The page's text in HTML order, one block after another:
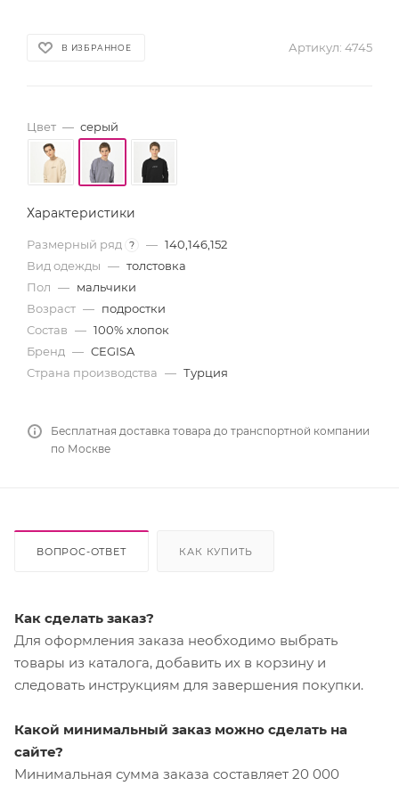
В ИЗБРАННОЕ Артикул: 4745
Цвет — серый
Характеристики
Размерный ряд ? — 140,146,152
Вид одежды — толстовка
Пол — мальчики
Возраст — подростки
Состав — 100% хлопок
Бренд — CEGISA
Страна производства — Турция
Бесплатная доставка товара до транспортной компании
по Москве
ВОПРОС-ОТВЕТ КАК КУПИТЬ
Как сделать заказ?
Для оформления заказа необходимо выбрать
товары из каталога, добавить их в корзину и
следовать инструкциям для завершения покупки.
Какой минимальный заказ можно сделать на
сайте?
Минимальная сумма заказа составляет 20 000